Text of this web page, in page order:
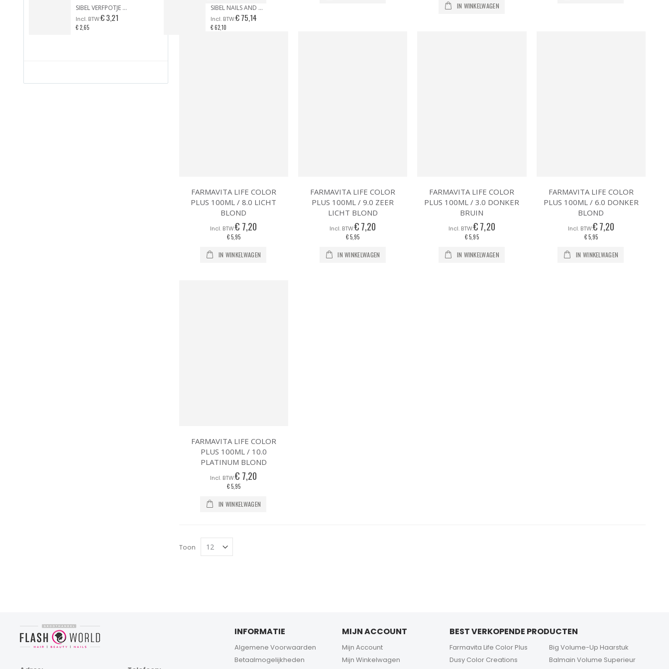
IN WINKELWAGEN
FARMAVITA LIFE COLOR
PLUS 100ML / 8.0 LICHT
BLOND
€ 7,20
€ 5,95
IN WINKELWAGEN
FARMAVITA LIFE COLOR
PLUS 100ML / 9.0 ZEER
LICHT BLOND
€ 7,20
€ 5,95
IN WINKELWAGEN
FARMAVITA LIFE COLOR
PLUS 100ML / 3.0 DONKER
BRUIN
€ 7,20
€ 5,95
IN WINKELWAGEN
FARMAVITA LIFE COLOR
PLUS 100ML / 6.0 DONKER
BLOND
€ 7,20
€ 5,95
IN WINKELWAGEN
FARMAVITA LIFE COLOR
PLUS 100ML / 10.0
PLATINUM BLOND
€ 7,20
€ 5,95
IN WINKELWAGEN
Toon
SIBEL VERFPOTJE MET HANDVAT ZWART
€ 3,21
€ 2,65
SIBEL NAILS AND MORE ZEBRA CASE
€ 75,14
€ 62,10
INFORMATIE
Algemene Voorwaarden
Betaalmogelijkheden
MIJN ACCOUNT
Mijn Account
Mijn Winkelwagen
BEST VERKOPENDE PRODUCTEN
Farmavita Life Color Plus
Dusy Color Creations
Big Volume-Up Haarstuk
Balmain Volume Superieur